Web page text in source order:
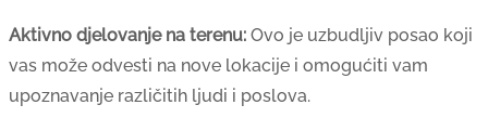
Aktivno djelovanje na terenu: Ovo je uzbudljiv posao koji
vas može odvesti na nove lokacije i omogućiti vam
upoznavanje različitih ljudi i poslova.